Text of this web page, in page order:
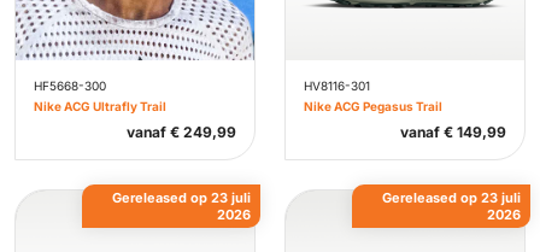
HF5668-300
Nike ACG Ultrafly Trail
vanaf € 249,99
HV8116-301
Nike ACG Pegasus Trail
vanaf € 149,99
Gereleased op 23 juli
2026
Gereleased op 23 juli
2026